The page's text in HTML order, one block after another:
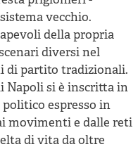
vecchio.
della propria
diversi nel
di partito tradizionali.
Napoli si è inscritta in
espresso in
movimenti e dalle reti
di vita da oltre